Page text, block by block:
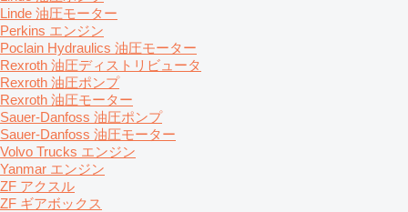
Linde 油圧モーター
Perkins エンジン
Poclain Hydraulics 油圧モーター
Rexroth 油圧ディストリビュータ
Rexroth 油圧ポンプ
Rexroth 油圧モーター
Sauer-Danfoss 油圧ポンプ
Sauer-Danfoss 油圧モーター
Volvo Trucks エンジン
Yanmar エンジン
ZF アクスル
ZF ギアボックス